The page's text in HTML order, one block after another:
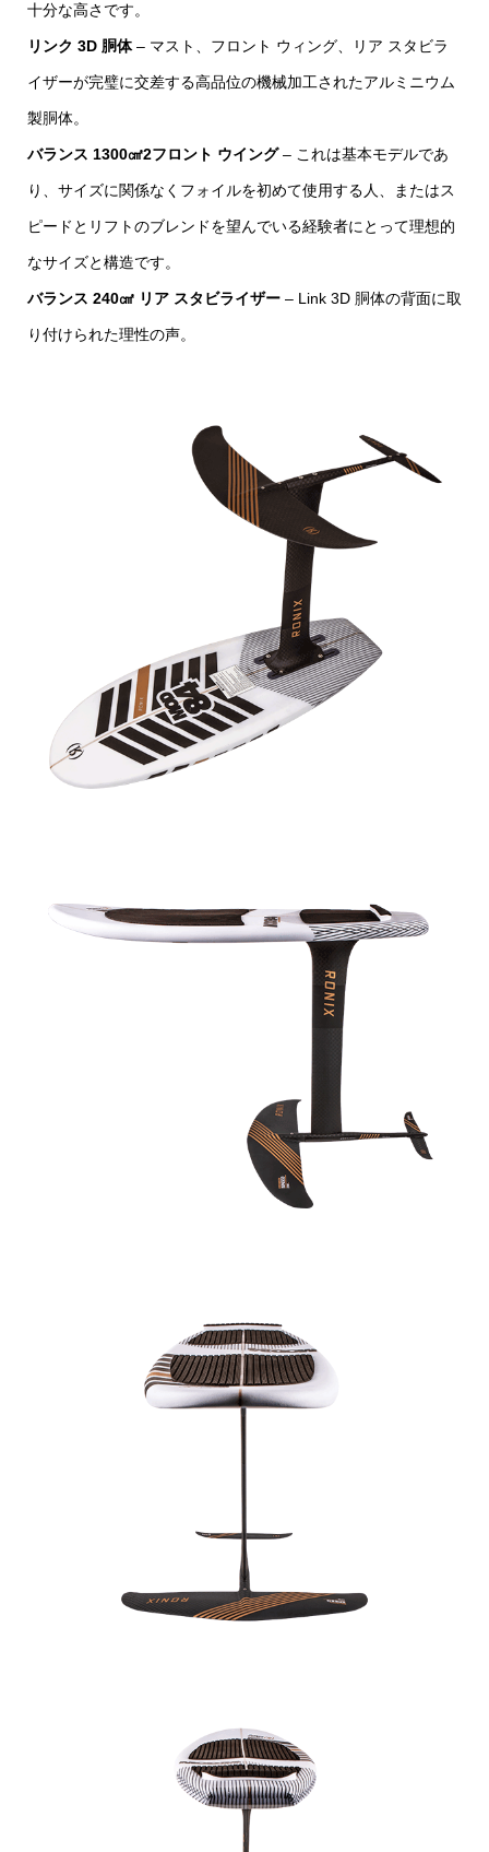
十分な高さです。
リンク 3D 胴体– マスト、フロント ウィング、リア スタビラ
イザーが完璧に交差する高品位の機械加工されたアルミニウム
製胴体。
バランス 1300㎠2フロント ウイング– これは基本モデルであ
り、サイズに関係なくフォイルを初めて使用する人、またはス
ピードとリフトのブレンドを望んでいる経験者にとって理想的
なサイズと構造です。
バランス 240㎠ リア スタビライザー– Link 3D 胴体の背面に取
り付けられた理性の声。